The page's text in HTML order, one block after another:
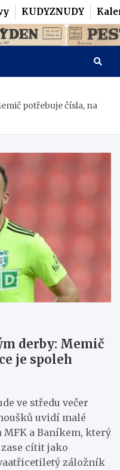
KUDYZNUDY
potřebuje čísla, na
derby: Memič
je spoleh
ve středu večer
uvidí malé
a Baníkem, který
cítit jako
záložník